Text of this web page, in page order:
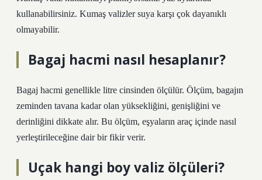
kullanabilirsiniz. Kumaş valizler suya karşı çok dayanıklı
olmayabilir.
Bagaj hacmi nasıl hesaplanır?
Bagaj hacmi genellikle litre cinsinden ölçülür. Ölçüm, bagajın
zeminden tavana kadar olan yüksekliğini, genişliğini ve
derinliğini dikkate alır. Bu ölçüm, eşyaların araç içinde nasıl
yerleştirileceğine dair bir fikir verir.
Uçak hangi boy valiz ölçüleri?